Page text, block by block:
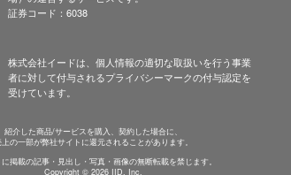
証券コード：6038
株式会社イードは、個人情報の適切な取扱いを行う事業
者に対して付与されるプライバシーマークの付与認定を
受けています。
紹介した商品/サービスを購入、契約した場合に、
の一部が弊社サイトに還元されることがあります。
掲載の記事・見出し・写真・画像の無断転載を禁じます。
Copyright © 2026 IID, Inc.